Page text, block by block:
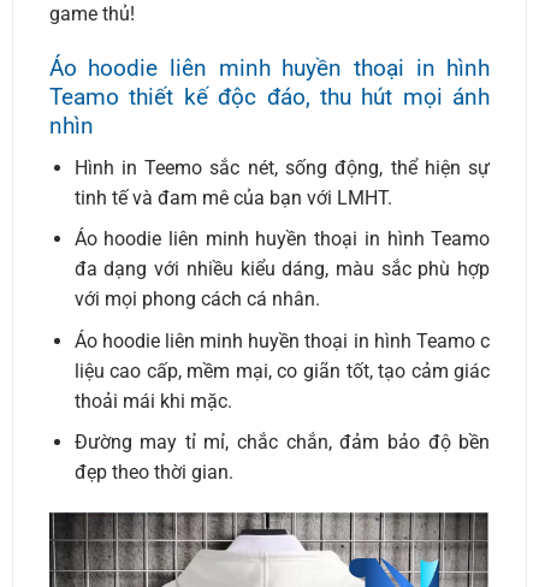
game thủ!
Áo hoodie liên minh huyền thoại in hình
Teamo thiết kế độc đáo, thu hút mọi ánh
nhìn
Hình in Teemo sắc nét, sống động, thể hiện sự
tinh tế và đam mê của bạn với LMHT.
Áo hoodie liên minh huyền thoại in hình Teamo
đa dạng với nhiều kiểu dáng, màu sắc phù hợp
với mọi phong cách cá nhân.
Áo hoodie liên minh huyền thoại in hình Teamo c
liệu cao cấp, mềm mại, co giãn tốt, tạo cảm giác
thoải mái khi mặc.
Đường may tỉ mỉ, chắc chắn, đảm bảo độ bền
đẹp theo thời gian.